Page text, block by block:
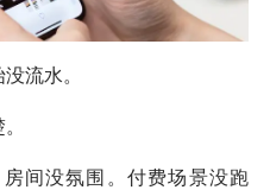
流水。
间没氛围。付费场景没跑